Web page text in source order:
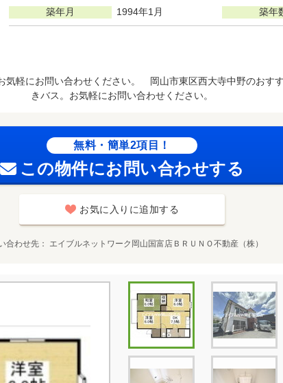
築年月 1994年1月 築年
気軽にお問い合わせください。 岡山市東区西大寺中野のおす
きバス。お気軽にお問い合わせください。
無料・簡単2項目！
この物件にお問い合わせする
お気に入りに追加する
合わせ先 エイブルネットワーク岡山国富店ＢＲＵＮＯ不動産（株）